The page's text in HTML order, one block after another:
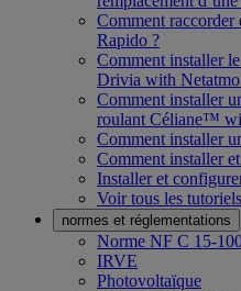
Comment raccorder
Rapido ?
Comment installer
Drivia with
Comment installer
roulant Céliane™
Comment installer
Comment installer
Installer et
Voir tous les tutoriels
normes et réglementations
Norme NF C 15-
IRVE
Photovoltaïque